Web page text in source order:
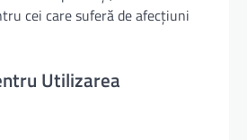
cei care suferă de afecțiuni
Utilizarea